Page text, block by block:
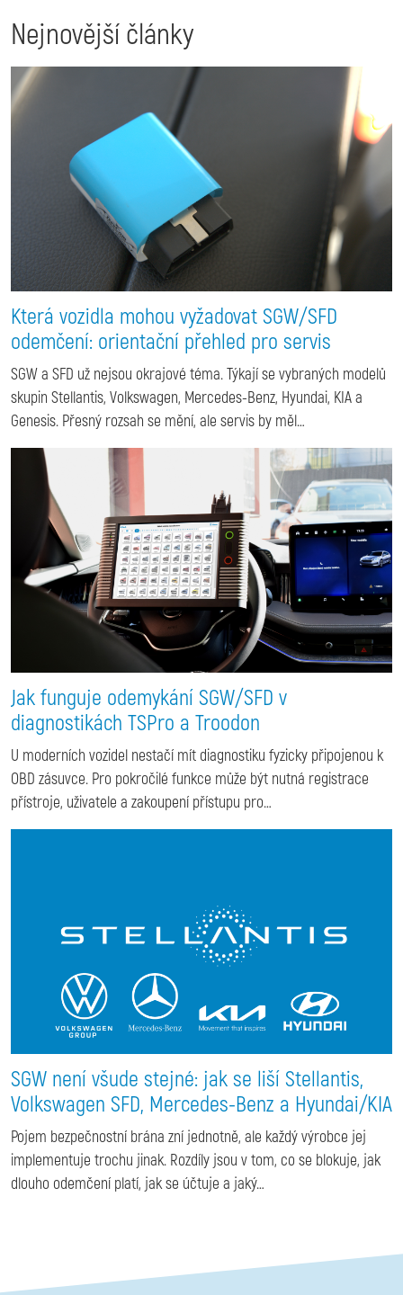
Nejnovější články
Která vozidla mohou vyžadovat SGW/SFD
odemčení: orientační přehled pro servis
SGW a SFD už nejsou okrajové téma. Týkají se vybraných modelů
skupin Stellantis, Volkswagen, Mercedes-Benz, Hyundai, KIA a
Genesis. Přesný rozsah se mění, ale servis by měl…
Jak funguje odemykání SGW/SFD v
diagnostikách TSPro a Troodon
U moderních vozidel nestačí mít diagnostiku fyzicky připojenou k
OBD zásuvce. Pro pokročilé funkce může být nutná registrace
přístroje, uživatele a zakoupení přístupu pro…
SGW není všude stejné: jak se liší Stellantis,
Volkswagen SFD, Mercedes-Benz a Hyundai/KIA
Pojem bezpečnostní brána zní jednotně, ale každý výrobce jej
implementuje trochu jinak. Rozdíly jsou v tom, co se blokuje, jak
dlouho odemčení platí, jak se účtuje a jaký…